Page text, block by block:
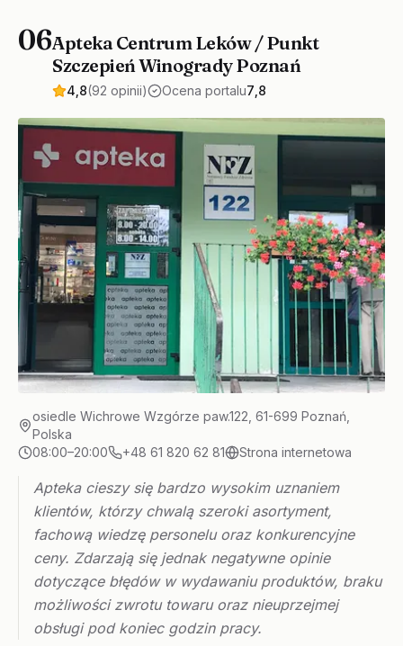
06Apteka Centrum Leków / Punkt
Szczepień Winogrady Poznań
4,8(92 opinii) Ocena portalu7,8
osiedle Wichrowe Wzgórze paw.122, 61-699 Poznań,
Polska
08:00–20:00
+48 61 820 62 81 Strona internetowa
Apteka cieszy się bardzo wysokim uznaniem
klientów, którzy chwalą szeroki asortyment,
fachową wiedzę personelu oraz konkurencyjne
ceny. Zdarzają się jednak negatywne opinie
dotyczące błędów w wydawaniu produktów, braku
możliwości zwrotu towaru oraz nieuprzejmej
obsługi pod koniec godzin pracy.